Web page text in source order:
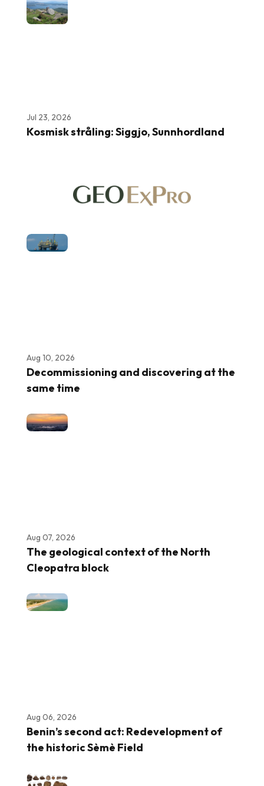
Jul 23, 2026
Kosmisk stråling: Siggjo, Sunnhordland
Aug 10, 2026
Decommissioning and discovering at the
same time
Aug 07, 2026
The geological context of the North
Cleopatra block
Aug 06, 2026
Benin’s second act: Redevelopment of
the historic Sèmè Field